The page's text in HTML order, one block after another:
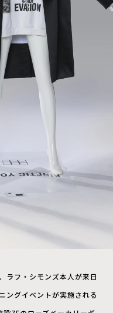
ラフ・シモンズ本人が来日
ングイベントが実施される